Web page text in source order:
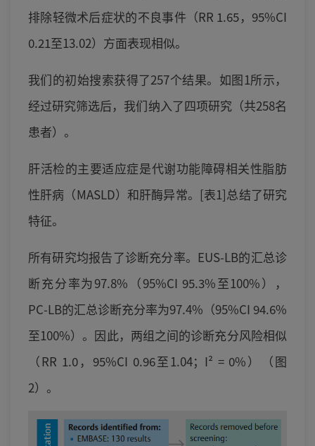
排除轻微术后症状的不良事件（RR 1.65，95%CI
0.21至13.02）方面表现相似。
我们的初始搜索获得了257个结果。如图1所示，
经过研究筛选后，我们纳入了四项研究（共258名
患者）。
肝活检的主要适应症是代谢功能障碍相关性脂肪
性肝病（MASLD）和肝酶异常。[表1]总结了研究
特征。
所有研究均报告了诊断充分率。EUS-LB的汇总诊
断充分率为97.8%（95%CI 95.3%至100%），
PC-LB的汇总诊断充分率为97.4%（95%CI 94.6%
至100%）。因此，两组之间的诊断充分风险相似
（RR 1.0，95%CI 0.96至1.04；I² = 0%）（图
2）。